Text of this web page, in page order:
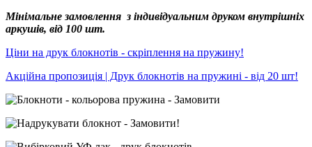
Мінімальне замовлення з індивідуальним друком внутрішніх
аркушів, від 100 шт.
Ціни на друк блокнотів - скріплення на пружину!
Акційна пропозиція | Друк блокнотів на пружині - від 20 шт!